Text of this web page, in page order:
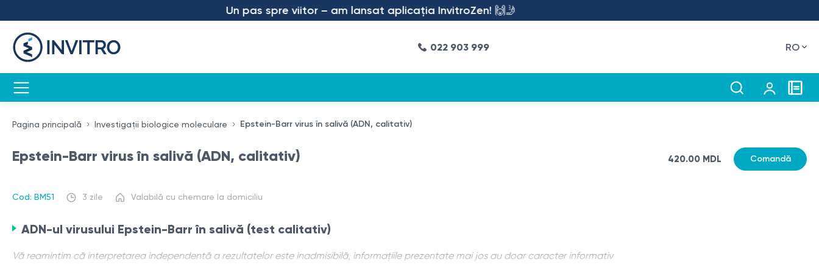
Un pas spre viitor – am lansat aplicația InvitroZen! 🙌🤳
022 903 999 RO
Pagina principală Investigații biologice moleculare Epstein-Barr virus în salivă (ADN, calitativ)
Epstein-Barr virus în salivă (ADN, calitativ)
Cod: BM51 3 zile Valabilă cu chemare la domiciliu
420.00 MDL Comandă
ADN-ul virusului Epstein-Barr în salivă (test calitativ)
Vă reamintim că interpretarea independentă a rezultatelor este inadmisibilă, informațiile prezentate mai jos au doar caracter informativ